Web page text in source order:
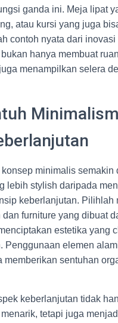
ganda ini. Meja lipat
atau kursi yang juga
contoh nyata dari inovasi
hanya membuat
menampilkan selera
minimalis semakin
lebih stylish daripada
keberlanjutan. Pilihlah
furniture yang dibuat
estetika yang
Penggunaan elemen
memberikan sentuhan
keberlanjutan tidak
tetapi juga